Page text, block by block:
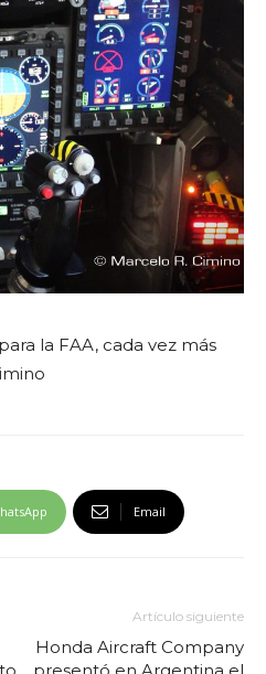
la FAA, cada vez más
Email
Artículo siguiente
Honda Aircraft Company